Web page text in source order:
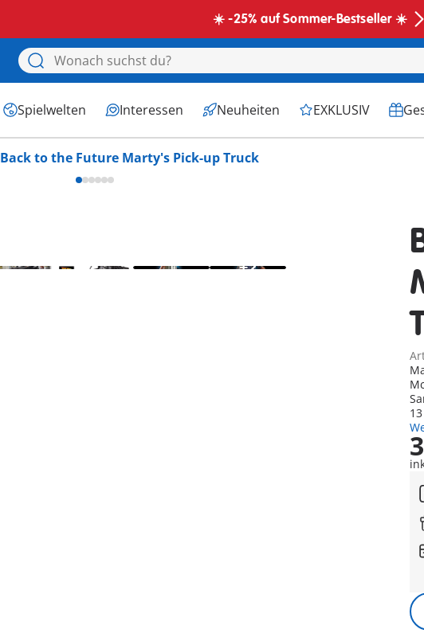
☀️ -25% auf Sommer-Bestseller ☀️
Spielwelten Interessen Neuheiten EXKLUSIV
Back to the Future Marty's Pick-up Truck
+2